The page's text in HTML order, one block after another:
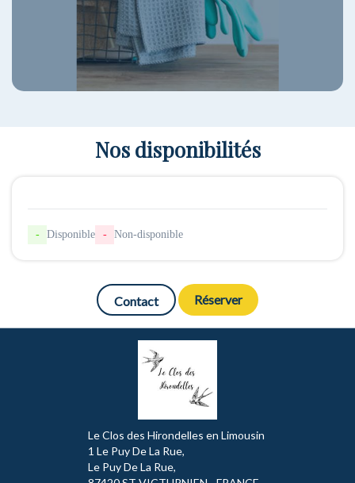
Nos disponibilités
- Disponible - Non-disponible
Contact Réserver
Le Clos des Hirondelles en Limousin
1 Le Puy De La Rue,
Le Puy De La Rue,